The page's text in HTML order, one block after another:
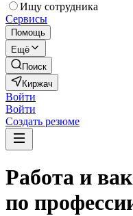
Ищу сотрудника
Сервисы
Помощь
Ещё
Поиск
Киржач
Войти
Войти
Создать резюме
Работа и
по